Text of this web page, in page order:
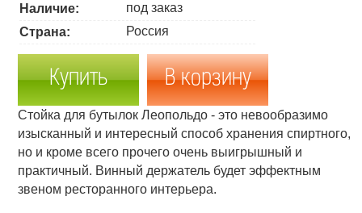
Наличие:
под заказ
Страна:
Россия
Купить
Стойка для бутылок Леопольдо - это невообразимо
изысканный и интересный способ хранения спиртного,
но и кроме всего прочего очень выигрышный и
практичный. Винный держатель будет эффектным
звеном ресторанного интерьера.